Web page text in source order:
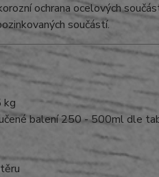
ochrana ocelových
součástí.
kg
balení 250 - 500ml dle